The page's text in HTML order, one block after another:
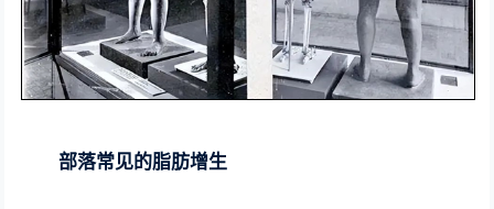
部落常见的脂肪增生